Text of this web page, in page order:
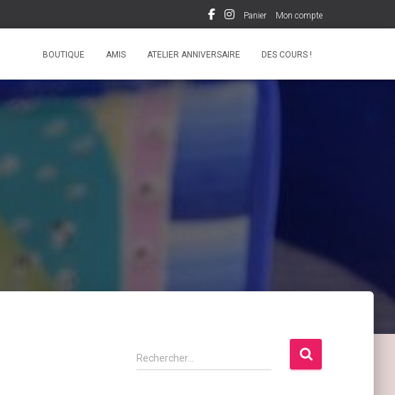
Panier Mon compte
BOUTIQUE AMIS ATELIER ANNIVERSAIRE DES COURS !
R
e
Rechercher…